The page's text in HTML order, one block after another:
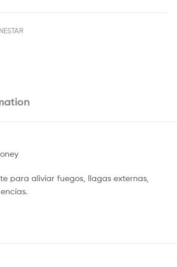
para aliviar fuegos, llagas externas,